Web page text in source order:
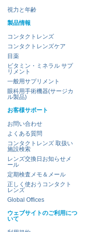
視力と年齢
製品情報
コンタクトレンズ
コンタクトレンズケア
目薬
ビタミン・ミネラル サプ
リメント
一般用サプリメント
眼科用手術機器(サージカ
ル製品)
お客様サポート
お問い合わせ
よくある質問
コンタクトレンズ 取扱い
施設検索
レンズ交換日お知らせメ
ール
定期検査メモ＆メール
正しく使おうコンタクト
レンズ
Global Offices
ウェブサイトのご利用につ
いて